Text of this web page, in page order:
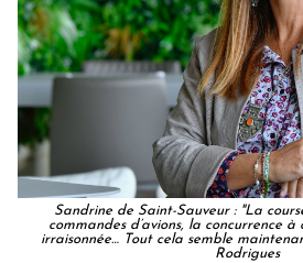
Sandrine de Saint-Sauveur : "La
commandes d’avions, la concurrence
irraisonnée… Tout cela semble
Rodrigues